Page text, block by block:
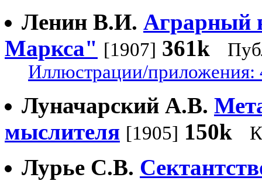
Ленин В.И. Аграрный
Маркса" [1907] 361k
Иллюстрации/приложения:
Луначарский А.В.
мыслителя [1905] 150k
Лурье С.В.